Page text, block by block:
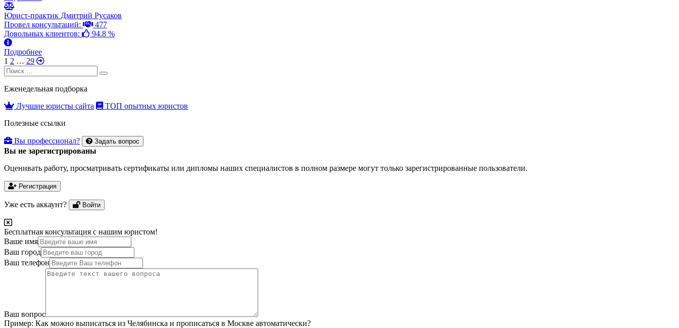
Юрист-практик Дмитрий Русаков
Провел консультаций:
477
Довольных клиентов:
94.8 %
Подробнее
1 2 … 29
Search
for:
Search
Еженедельная подборка
Лучшие юристы сайта
ТОП опытных юристов
Полезные ссылки
Вы профессионал? Задать вопрос
Вы не зарегистрированы
Оценивать работу, просматривать сертификаты или дипломы наших специалистов в полном размере могут только зарегистрированные пользователи.
Регистрация
Уже есть аккаунт? Войти
Бесплатная консультация с нашим юристом!
Ваше имя
Ваш город
Ваш телефон
Ваш вопрос
Пример: Как можно выписаться из Челябинска и прописаться в Москве автоматически?